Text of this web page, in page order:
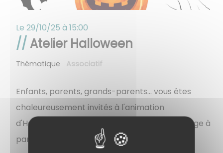
Le 29/10/25 à 15:00
Atelier Halloween
Thématique Associatif
Enfants, parents, grands-parents... vous êtes
chaleureusement invités à l'animation
d'Halloween qui aura lieu le 29 octobre au village à
partir de 15h.